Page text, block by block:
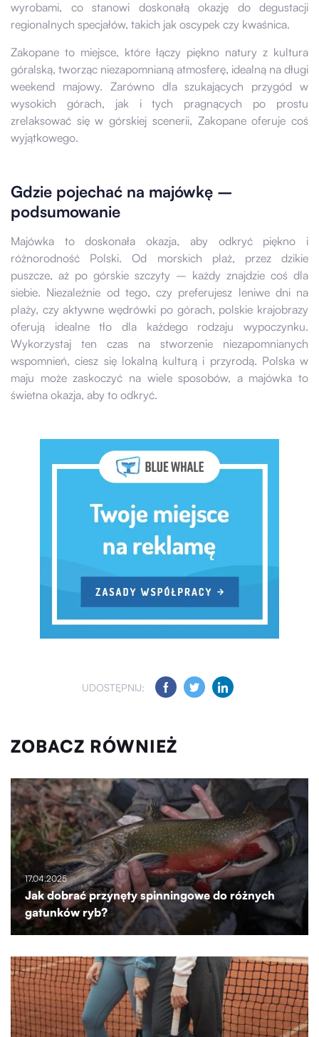
wyrobami, co stanowi doskonałą okazję do degustacji
regionalnych specjałów, takich jak oscypek czy kwaśnica.
Zakopane to miejsce, które łączy piękno natury z kultura
góralską, tworząc niezapomnianą atmosferę, idealną na długi
weekend majowy. Zarówno dla szukających przygód w
wysokich górach, jak i tych pragnących po prostu
zrelaksować się w górskiej scenerii, Zakopane oferuje coś
wyjątkowego.
Gdzie pojechać na majówkę –
podsumowanie
Majówka to doskonała okazja, aby odkryć piękno i
różnorodność Polski. Od morskich plaż, przez dzikie
puszcze, aż po górskie szczyty – każdy znajdzie coś dla
siebie. Niezależnie od tego, czy preferujesz leniwe dni na
plaży, czy aktywne wędrówki po górach, polskie krajobrazy
oferują idealne tło dla każdego rodzaju wypoczynku.
Wykorzystaj ten czas na stworzenie niezapomnianych
wspomnień, ciesz się lokalną kulturą i przyrodą. Polska w
maju może zaskoczyć na wiele sposobów, a majówka to
świetna okazja, aby to odkryć.
UDOSTĘPNIJ:
ZOBACZ RÓWNIEŻ
17.04.2025
Jak dobrać przynęty spinningowe do różnych
gatunków ryb?